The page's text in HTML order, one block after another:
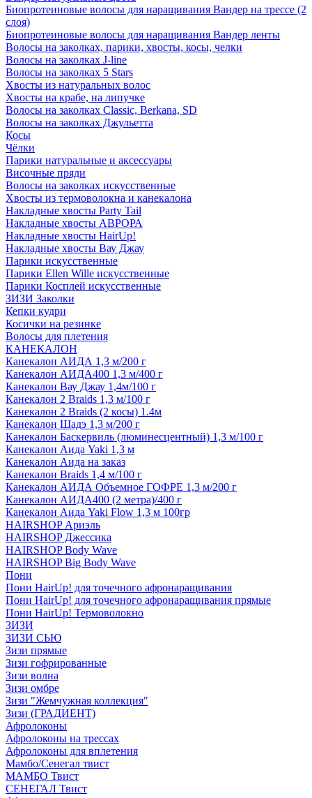
Биопротеиновые волосы для наращивания Вандер на трессе (2
слоя)
Биопротеиновые волосы для наращивания Вандер ленты
Волосы на заколках, парики, хвосты, косы, челки
Волосы на заколках J-line
Волосы на заколках 5 Stars
Хвосты из натуральных волос
Хвосты на крабе, на липучке
Волосы на заколках Classic, Berkana, SD
Волосы на заколках Джульетта
Косы
Чёлки
Парики натуральные и аксессуары
Височные пряди
Волосы на заколках искусственные
Хвосты из термоволокна и канекалона
Накладные хвосты Party Tail
Накладные хвосты АВРОРА
Накладные хвосты HairUp!
Накладные хвосты Вау Джау
Парики искусственные
Парики Ellen Wille искусственные
Парики Косплей искусственные
ЗИЗИ Заколки
Кепки кудри
Косички на резинке
Волосы для плетения
КАНЕКАЛОН
Канекалон АИДА 1,3 м/200 г
Канекалон АИДА400 1,3 м/400 г
Канекалон Вау Джау 1,4м/100 г
Канекалон 2 Braids 1,3 м/100 г
Канекалон 2 Braids (2 косы) 1.4м
Канекалон Шадэ 1,3 м/200 г
Канекалон Баскервиль (люминесцентный) 1,3 м/100 г
Канекалон Аида Yaki 1,3 м
Канекалон Аида на заказ
Канекалон Braids 1,4 м/100 г
Канекалон АИДА Объемное ГОФРЕ 1,3 м/200 г
Канекалон АИДА400 (2 метра)/400 г
Канекалон Аида Yaki Flow 1,3 м 100гр
HAIRSHOP Ариэль
HAIRSHOP Джессика
HAIRSHOP Body Wave
HAIRSHOP Big Body Wave
Пони
Пони HairUp! для точечного афронаращивания
Пони HairUp! для точечного афронаращивания прямые
Пони HairUp! Термоволокно
ЗИЗИ
ЗИЗИ СЬЮ
Зизи прямые
Зизи гофрированные
Зизи волна
Зизи омбре
Зизи "Жемчужная коллекция"
Зизи (ГРАДИЕНТ)
Афролоконы
Афролоконы на трессах
Афролоконы для вплетения
Мамбо/Сенегал твист
МАМБО Твист
СЕНЕГАЛ Твист